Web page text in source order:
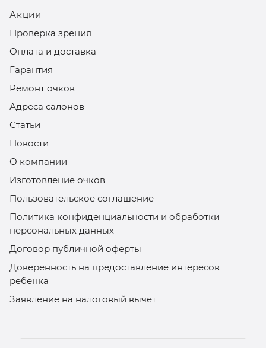
Акции
Проверка зрения
Оплата и доставка
Гарантия
Ремонт очков
Адреса салонов
Статьи
Новости
О компании
Изготовление очков
Пользовательское соглашение
Политика конфиденциальности и обработки
персональных данных
Договор публичной оферты
Доверенность на предоставление интересов
ребенка
Заявление на налоговый вычет